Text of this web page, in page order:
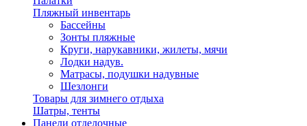
Пляжный инвентарь
Бассейны
Зонты пляжные
Круги, нарукавники, жилеты, мячи
Лодки надув.
Матрасы, подушки надувные
Шезлонги
Товары для зимнего отдыха
Шатры, тенты
Панели отделочные